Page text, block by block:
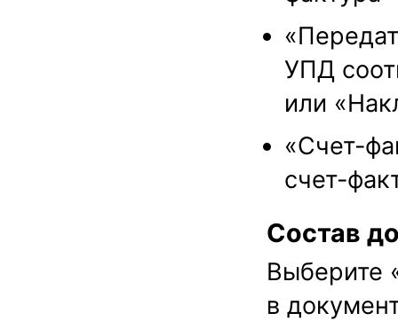
УПД
или
«Счет-
счет-
Состав
Выберите
в